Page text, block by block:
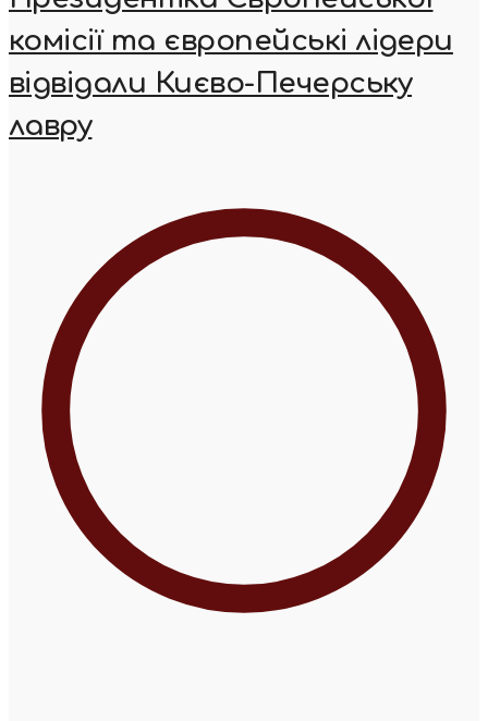
комісії та європейські лідери
відвідали Києво-Печерську
лавру